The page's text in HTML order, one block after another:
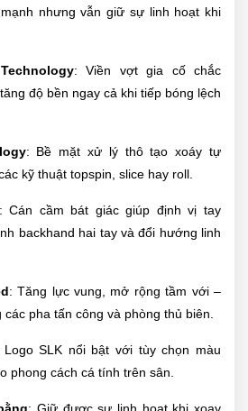
nhưng vẫn giữ sự linh hoạt khi
: Viền vợt gia cố chắc
độ bền ngay cả khi tiếp bóng lệch
: Bề mặt xử lý thô tạo xoáy tự
kỹ thuật topspin, slice hay roll.
Cán cầm bát giác giúp định vị tay
backhand hai tay và đổi hướng linh
: Tăng lực vung, mở rộng tầm với –
pha tấn công và phòng thủ biên.
Logo SLK nổi bật với tùy chọn màu
phong cách cá tính trên sân.